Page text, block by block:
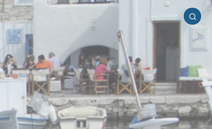
Πάρος